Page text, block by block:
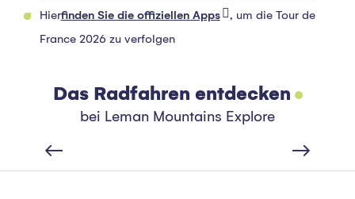
Hierfinden Sie die offiziellen Apps
, um die Tour de
France 2026 zu verfolgen
Das Radfahren entdecken
bei Leman Mountains Explore
Évian-les-Bains